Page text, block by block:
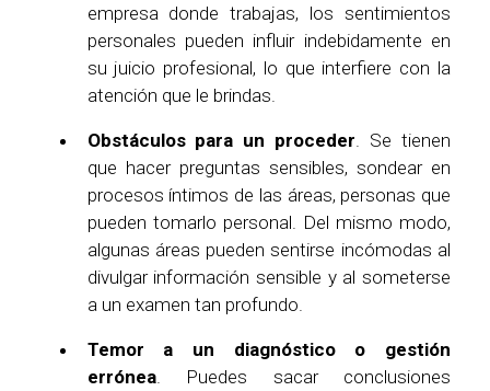
empresa donde trabajas, los sentimientos
personales pueden influir indebidamente en
su juicio profesional, lo que interfiere con la
atención que le brindas.
Obstáculos para un proceder . Se tienen
que hacer preguntas sensibles, sondear en
procesos íntimos de las áreas, personas que
pueden tomarlo personal. Del mismo modo,
algunas áreas pueden sentirse incómodas al
divulgar información sensible y al someterse
a un examen tan profundo.
Temor a un diagnóstico o gestión
errónea. Puedes sacar conclusiones